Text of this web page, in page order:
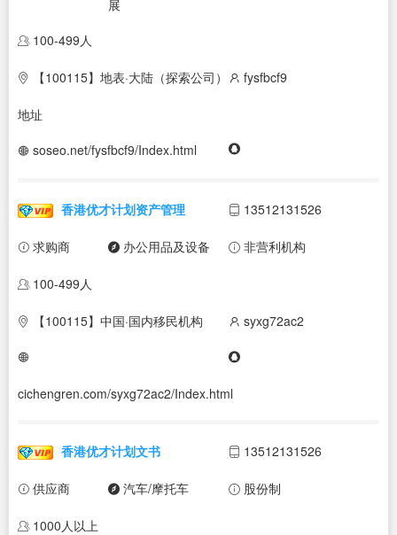
展
100-499人
【100115】地表·大陆（探索公司）
地址
fysfbcf9
soseo.net/fysfbcf9/Index.html
香港优才计划资产管理 13512131526
求购商 办公用品及设备 非营利机构
100-499人
【100115】中国·国内移民机构 syxg72ac2
cichengren.com/syxg72ac2/Index.html
香港优才计划文书 13512131526
供应商 汽车/摩托车 股份制
1000人以上